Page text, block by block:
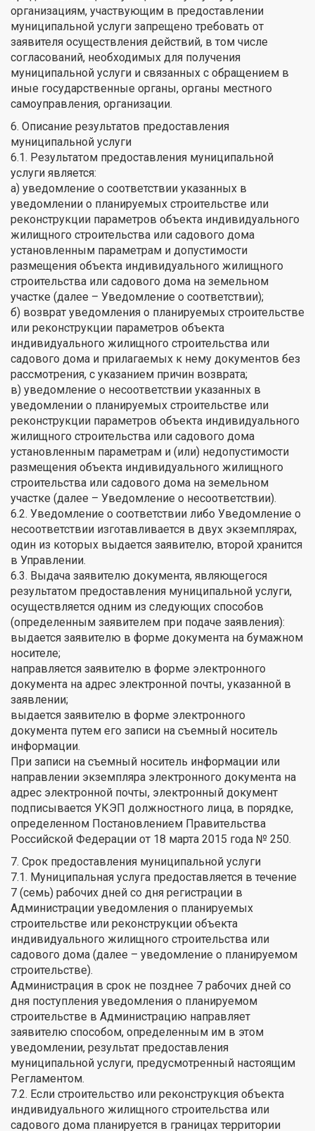
организациям, участвующим в предоставлении
муниципальной услуги запрещено требовать от
заявителя осуществления действий, в том числе
согласований, необходимых для получения
муниципальной услуги и связанных с обращением в
иные государственные органы, органы местного
самоуправления, организации.
6. Описание результатов предоставления
муниципальной услуги
6.1. Результатом предоставления муниципальной
услуги является:
а) уведомление о соответствии указанных в
уведомлении о планируемых строительстве или
реконструкции параметров объекта индивидуального
жилищного строительства или садового дома
установленным параметрам и допустимости
размещения объекта индивидуального жилищного
строительства или садового дома на земельном
участке (далее – Уведомление о соответствии);
б) возврат уведомления о планируемых строительстве
или реконструкции параметров объекта
индивидуального жилищного строительства или
садового дома и прилагаемых к нему документов без
рассмотрения, с указанием причин возврата;
в) уведомление о несоответствии указанных в
уведомлении о планируемых строительстве или
реконструкции параметров объекта индивидуального
жилищного строительства или садового дома
установленным параметрам и (или) недопустимости
размещения объекта индивидуального жилищного
строительства или садового дома на земельном
участке (далее – Уведомление о несоответствии).
6.2. Уведомление о соответствии либо Уведомление о
несоответствии изготавливается в двух экземплярах,
один из которых выдается заявителю, второй хранится
в Управлении.
6.3. Выдача заявителю документа, являющегося
результатом предоставления муниципальной услуги,
осуществляется одним из следующих способов
(определенным заявителем при подаче заявления):
выдается заявителю в форме документа на бумажном
носителе;
направляется заявителю в форме электронного
документа на адрес электронной почты, указанной в
заявлении;
выдается заявителю в форме электронного
документа путем его записи на съемный носитель
информации.
При записи на съемный носитель информации или
направлении экземпляра электронного документа на
адрес электронной почты, электронный документ
подписывается УКЭП должностного лица, в порядке,
определенном Постановлением Правительства
Российской Федерации от 18 марта 2015 года № 250.
7. Срок предоставления муниципальной услуги
7.1. Муниципальная услуга предоставляется в течение
7 (семь) рабочих дней со дня регистрации в
Администрации уведомления о планируемых
строительстве или реконструкции объекта
индивидуального жилищного строительства или
садового дома (далее – уведомление о планируемом
строительстве).
Администрация в срок не позднее 7 рабочих дней со
дня поступления уведомления о планируемом
строительстве в Администрацию направляет
заявителю способом, определенным им в этом
уведомлении, результат предоставления
муниципальной услуги, предусмотренный настоящим
Регламентом.
7.2. Если строительство или реконструкция объекта
индивидуального жилищного строительства или
садового дома планируется в границах территории